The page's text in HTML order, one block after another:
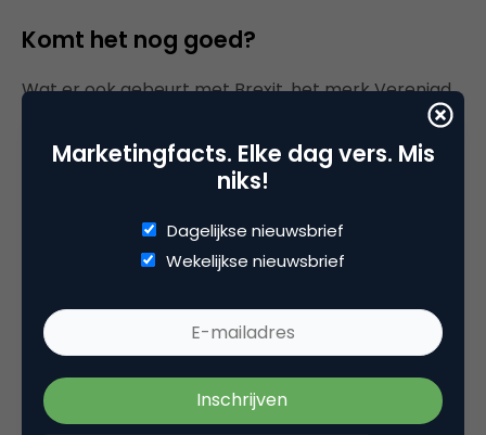
Komt het nog goed?
Wat er ook gebeurt met Brexit, het merk Verenigd
. Maar populariteit komt en
gaat. Reputaties raken beschadigd en worden ook
weer op opgebouwd. Dat weten wij in ons vak als
en worden ook weer op
opgebouwd”
Marketingfacts. Elke dag vers. Mis
niks!
Dagelijkse nieuwsbrief
Wekelijkse nieuwsbrief